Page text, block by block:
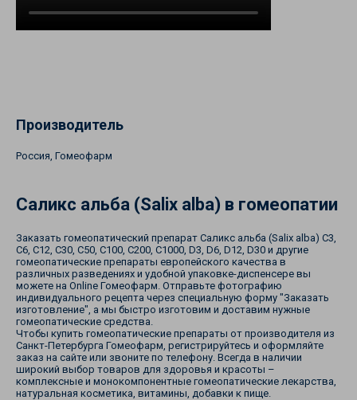
Производитель
Россия, Гомеофарм
Саликс альба (Salix alba) в гомеопатии
Заказать гомеопатический препарат Саликс альба (Salix alba) С3,
С6, С12, С30, С50, С100, С200, С1000, D3, D6, D12, D30 и другие
гомеопатические препараты европейского качества в
различных разведениях и удобной упаковке-диспенсере вы
можете на Online Гомеофарм. Отправьте фотографию
индивидуального рецепта через специальную форму "Заказать
изготовление", а мы быстро изготовим и доставим нужные
гомеопатические средства.
Чтобы купить гомеопатические препараты от производителя из
Санкт-Петербурга Гомеофарм, регистрируйтесь и оформляйте
заказ на сайте или звоните по телефону. Всегда в наличии
широкий выбор товаров для здоровья и красоты –
комплексные и монокомпонентные гомеопатические лекарства,
натуральная косметика, витамины, добавки к пище.